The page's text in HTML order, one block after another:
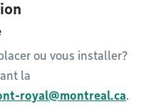
ou vous installer?
la
royal@montreal.ca.